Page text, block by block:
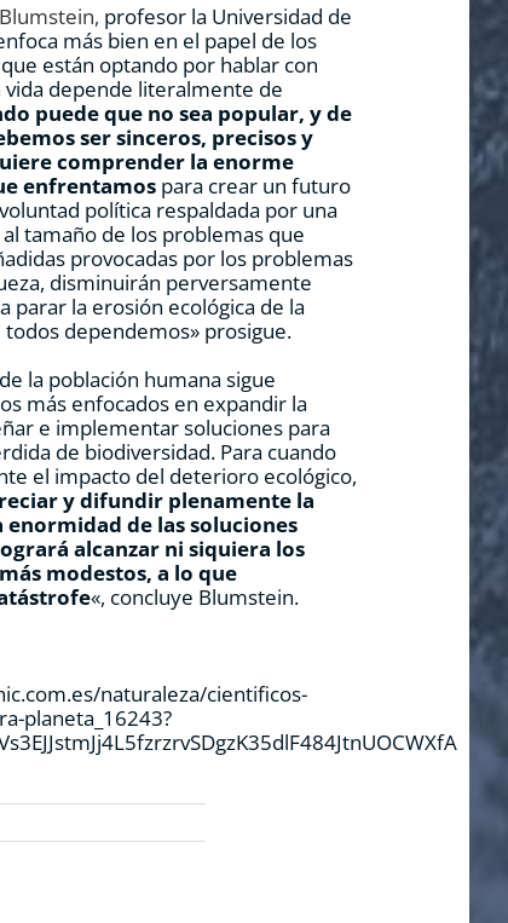
profesor la Universidad de
más bien en el papel de los
están optando por hablar con
depende literalmente de
puede que no sea popular, y de
ser sinceros, precisos y
comprender la enorme
enfrentamos para crear un futuro
política respaldada por una
tamaño de los problemas que
provocadas por los problemas
disminuirán perversamente
parar la erosión ecológica de la
dependemos» prosigue.
la población humana sigue
más enfocados en expandir la
e implementar soluciones para
de biodiversidad. Para cuando
el impacto del deterioro ecológico,
y difundir plenamente la
enormidad de las soluciones
alcanzar ni siquiera los
modestos, a lo que
«, concluye Blumstein.
naturaleza/cientificos-
planeta_16243?